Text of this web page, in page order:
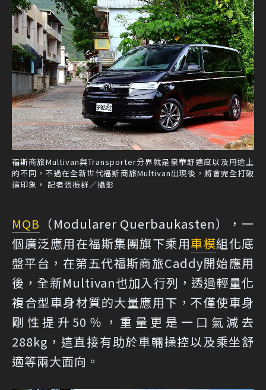
福斯商旅Multivan與Transporter分界就是豪華舒適度以及用途上
的不同，不過在全新世代福斯商旅Multivan出現後，將會完全打破
這印象， 記者張振群／攝影
MQB （Modularer Querbaukasten），一
個廣泛應用在福斯集團旗下乘用車模組化底
盤平台，在第五代福斯商旅Caddy開始應用
後，全新Multivan也加入行列，透過輕量化
複合型車身材質的大量應用下，不僅使車身
剛性提升50％，重量更是一口氣減去
288kg，這直接有助於車輛操控以及乘坐舒
適等兩大面向。